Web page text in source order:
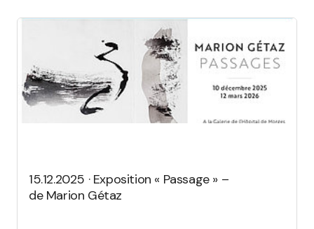
15.12.2025 · Exposition « Passage » –
de Marion Gétaz